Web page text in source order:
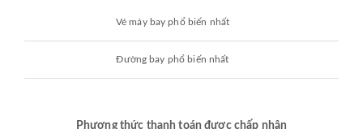
Vé máy bay phổ biến nhất
Đường bay phổ biến nhất
Phương thức thanh toán được chấp nhận